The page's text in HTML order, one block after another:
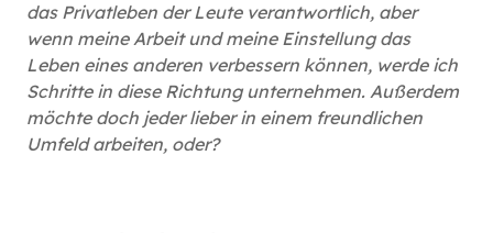
das Privatleben der Leute verantwortlich, aber
wenn meine Arbeit und meine Einstellung das
Leben eines anderen verbessern können, werde ich
Schritte in diese Richtung unternehmen. Außerdem
möchte doch jeder lieber in einem freundlichen
Umfeld arbeiten, oder?